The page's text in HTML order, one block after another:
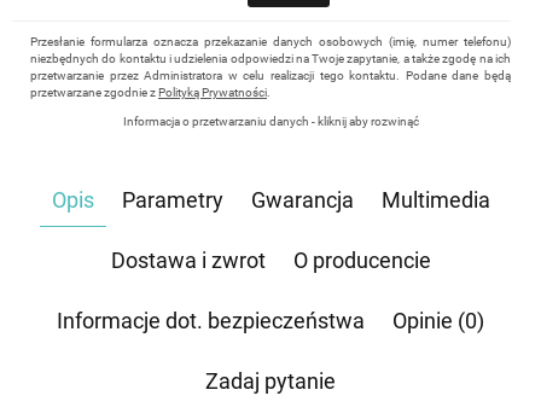
Przesłanie formularza oznacza przekazanie danych osobowych (imię, numer telefonu)
niezbędnych do kontaktu i udzielenia odpowiedzi na Twoje zapytanie, a także zgodę na ich
przetwarzanie przez Administratora w celu realizacji tego kontaktu. Podane dane będą
przetwarzane zgodnie zPolityką Prywatności
Informacja o przetwarzaniu danych - kliknij aby rozwinąć
odpowiedzi, może być w każdej chwili wycofana, kontaktując się z administratorem, np.
której dane dotyczą, przysługuje prawo dostępu do swoich danych, ich sprostowania,
żądania zaprzestania przetwarzania, usunięcia, ograniczenia przetwarzania, a także prawo
Opis Parametry Gwarancja Multimedia
Dostawa i zwrot O producencie
Informacje dot. bezpieczeństwa Opinie (0)
Zadaj pytanie